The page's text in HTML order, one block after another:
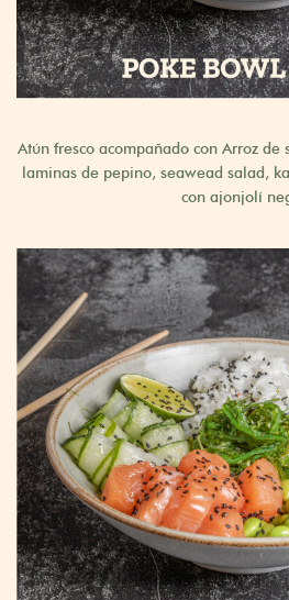
Atún fresco acompañado con Arroz de
laminas de pepino, seawead salad,
con ajonjolí